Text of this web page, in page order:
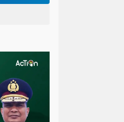
Program Daily Riding Impression Berlanjut, New Honda Vario EVO 160 Temani Mobilitas Harian Peserta